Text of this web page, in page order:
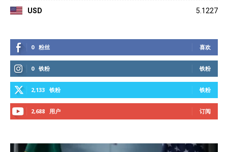
USD 5.1227
0 粉丝 喜欢
0 铁粉 铁粉
2,133 铁粉 铁粉
2,688 用户 订阅